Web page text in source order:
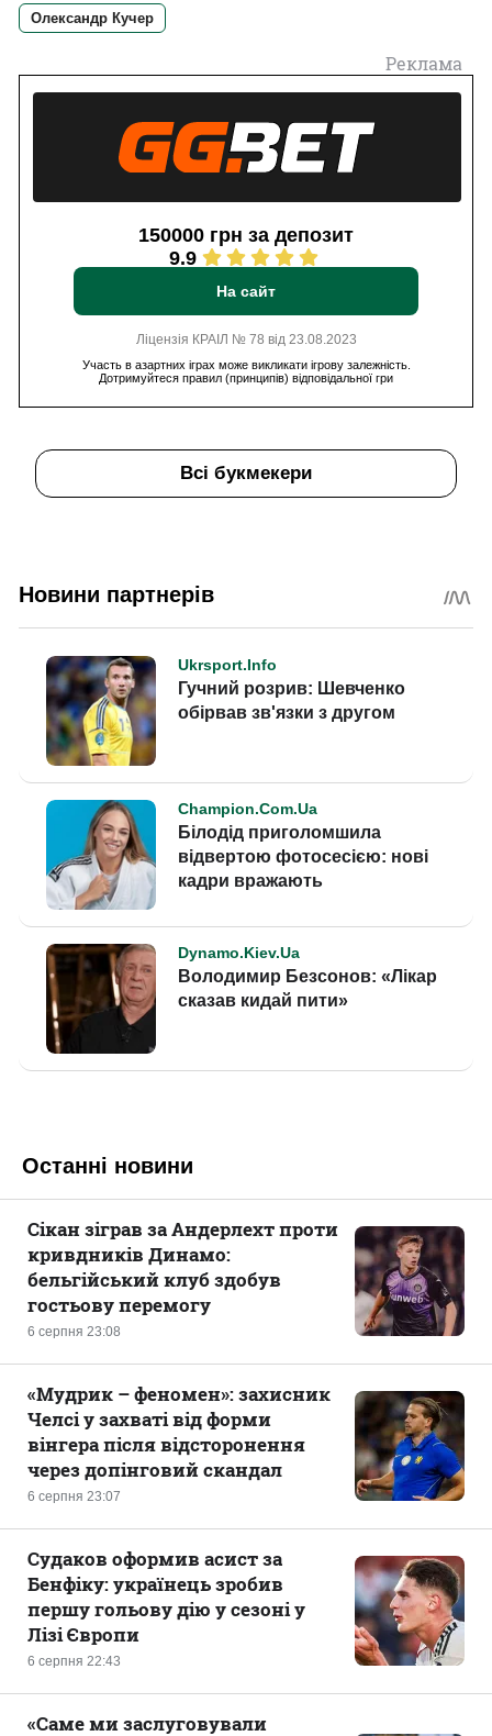
Олександр Кучер
Реклама
150000 грн за депозит
9.9
На сайт
Ліцензія КРАІЛ № 78 від 23.08.2023
Участь в азартних іграх може викликати ігрову залежність.
Дотримуйтеся правил (принципів) відповідальної гри
Всі букмекери
Останні новини
6 серпня 23:08
Сікан зіграв за Андерлехт проти
кривдників Динамо:
бельгійський клуб здобув
гостьову перемогу
6 серпня 23:07
«Мудрик – феномен»: захисник
Челсі у захваті від форми
вінгера після відсторонення
через допінговий скандал
6 серпня 22:43
Судаков оформив асист за
Бенфіку: українець зробив
першу гольову дію у сезоні у
Лізі Європи
«Саме ми заслуговували